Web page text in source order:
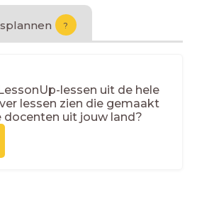
?
lessen uit de hele
lessen zien die gemaakt
docenten uit jouw land?